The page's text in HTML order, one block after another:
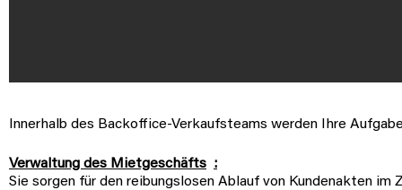
Innerhalb des Backoffice-Verkaufsteams werden Ihre
Verwaltung des Mietgeschäfts :
Sie sorgen für den reibungslosen Ablauf von Kundenakten